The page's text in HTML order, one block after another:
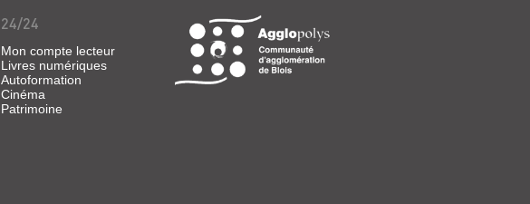
24/24
Mon compte lecteur
Livres numériques
Autoformation
Cinéma
Patrimoine